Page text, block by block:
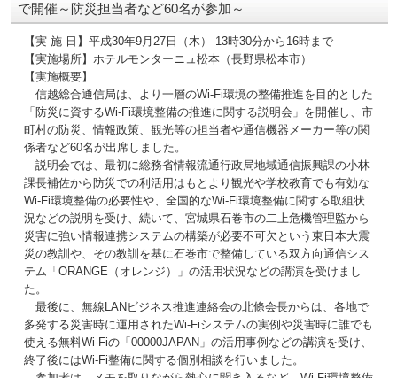
で開催～防災担当者など60名が参加～
【実 施 日】平成30年9月27日（木） 13時30分から16時まで
【実施場所】ホテルモンターニュ松本（長野県松本市）
【実施概要】
信越総合通信局は、より一層のWi-Fi環境の整備推進を目的とした
「防災に資するWi-Fi環境整備の推進に関する説明会」を開催し、市
町村の防災、情報政策、観光等の担当者や通信機器メーカー等の関
係者など60名が出席しました。
説明会では、最初に総務省情報流通行政局地域通信振興課の小林
課長補佐から防災での利活用はもとより観光や学校教育でも有効な
Wi-Fi環境整備の必要性や、全国的なWi-Fi環境整備に関する取組状
況などの説明を受け、続いて、宮城県石巻市の二上危機管理監から
災害に強い情報連携システムの構築が必要不可欠という東日本大震
災の教訓や、その教訓を基に石巻市で整備している双方向通信シス
テム「ORANGE（オレンジ）」の活用状況などの講演を受けまし
た。
最後に、無線LANビジネス推進連絡会の北條会長からは、各地で
多発する災害時に運用されたWi-Fiシステムの実例や災害時に誰でも
使える無料Wi-Fiの「00000JAPAN」の活用事例などの講演を受け、
終了後にはWi-Fi整備に関する個別相談を行いました。